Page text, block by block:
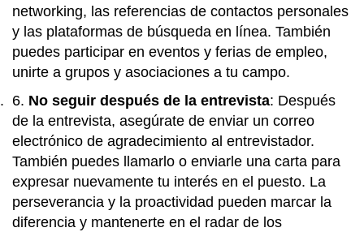
networking, las referencias de contactos personales
y las plataformas de búsqueda en línea. También
puedes participar en eventos y ferias de empleo,
unirte a grupos y asociaciones a tu campo.
No seguir después de la entrevista: Después
de la entrevista, asegúrate de enviar un correo
electrónico de agradecimiento al entrevistador.
También puedes llamarlo o enviarle una carta para
expresar nuevamente tu interés en el puesto. La
perseverancia y la proactividad pueden marcar la
diferencia y mantenerte en el radar de los